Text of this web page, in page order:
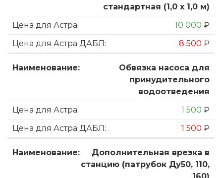
стандартная (1,0 х 1,0 м)
10 000 ₽
8 500 ₽
Обвязка насоса для
принудительного
водоотведения
1 500 ₽
1 500 ₽
Дополнительная врезка в
станцию (патрубок Ду50, 110,